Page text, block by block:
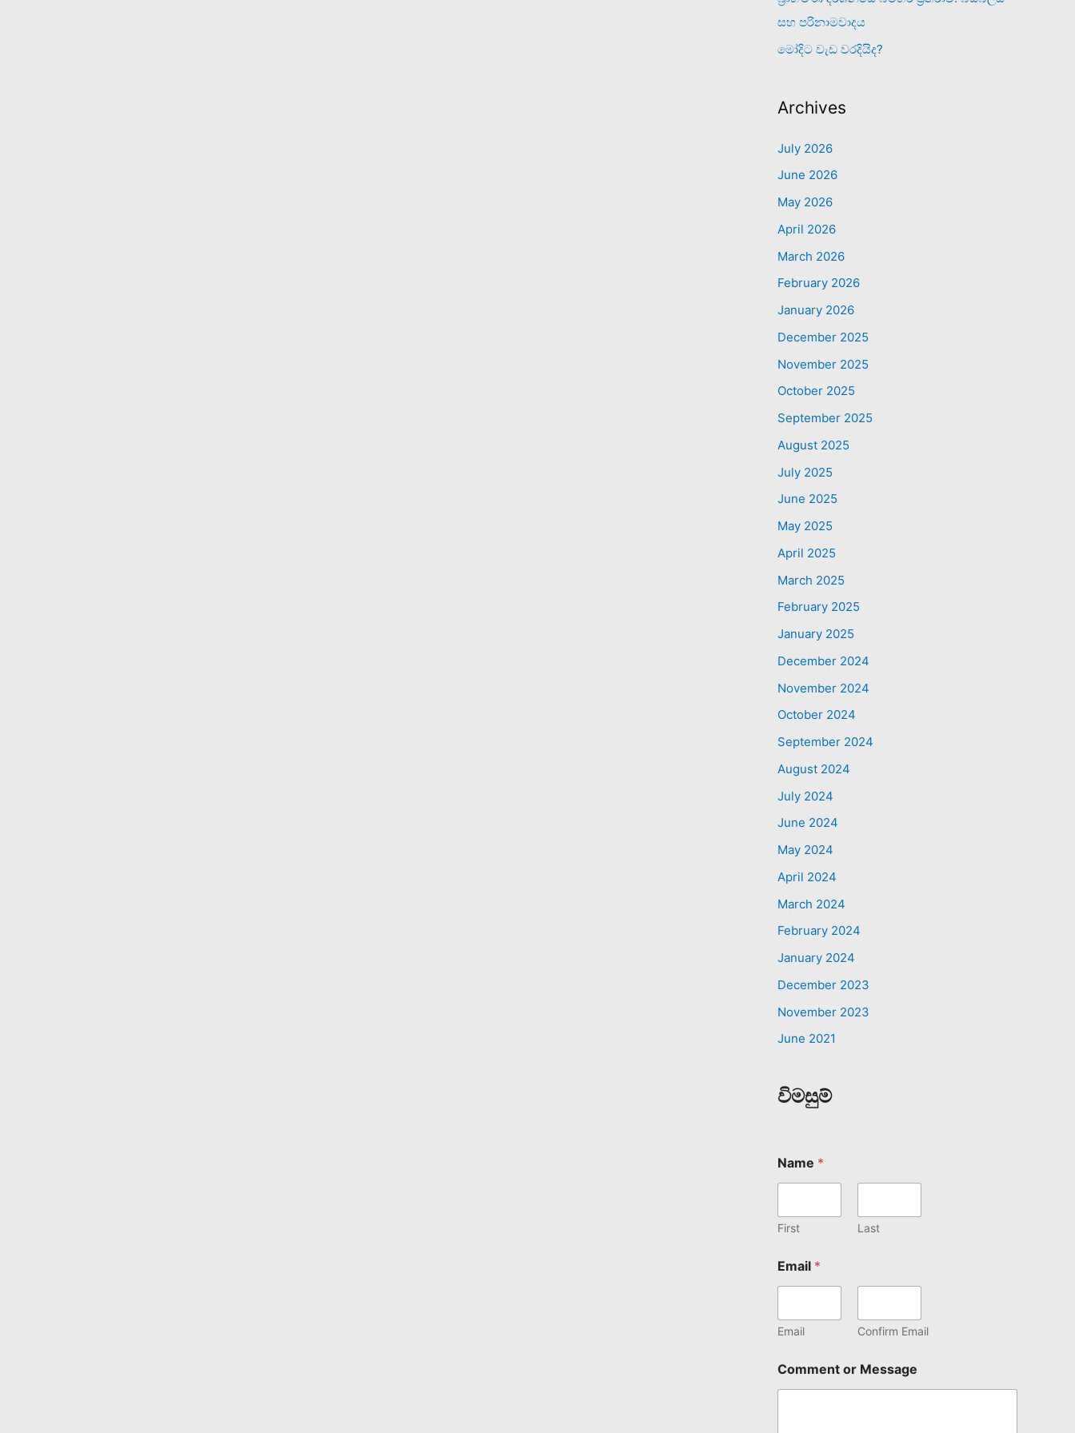
සහ පරිනාමවාදය
මෝදිට වැඩ වරදියිද?
Archives
July 2026
June 2026
May 2026
April 2026
March 2026
February 2026
January 2026
December 2025
November 2025
October 2025
September 2025
August 2025
July 2025
June 2025
May 2025
April 2025
March 2025
February 2025
January 2025
December 2024
November 2024
October 2024
September 2024
August 2024
July 2024
June 2024
May 2024
April 2024
March 2024
February 2024
January 2024
December 2023
November 2023
June 2021
විමසුම්
Name *
First Last
Email *
Email Confirm Email
Comment or Message